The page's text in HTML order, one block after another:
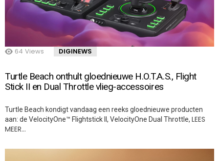
64 Views DIGINEWS
Turtle Beach onthult gloednieuwe H.O.T.A.S., Flight
Stick II en Dual Throttle vlieg-accessoires
Turtle Beach kondigt vandaag een reeks gloednieuwe producten
aan: de VelocityOne™ Flightstick II, VelocityOne Dual Throttle, LEES
MEER…